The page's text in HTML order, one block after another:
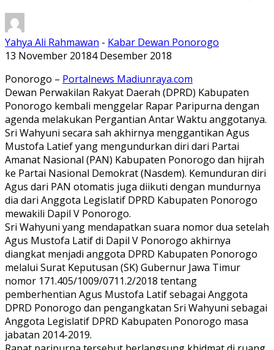
Yahya Ali Rahmawan - Kabar Dewan Ponorogo
13 November 20184 Desember 2018
Ponorogo – Portalnews Madiunraya.com
Dewan Perwakilan Rakyat Daerah (DPRD) Kabupaten
Ponorogo kembali menggelar Rapar Paripurna dengan
agenda melakukan Pergantian Antar Waktu anggotanya.
Sri Wahyuni secara sah akhirnya menggantikan Agus
Mustofa Latief yang mengundurkan diri dari Partai
Amanat Nasional (PAN) Kabupaten Ponorogo dan hijrah
ke Partai Nasional Demokrat (Nasdem). Kemunduran diri
Agus dari PAN otomatis juga diikuti dengan mundurnya
dia dari Anggota Legislatif DPRD Kabupaten Ponorogo
mewakili Dapil V Ponorogo.
Sri Wahyuni yang mendapatkan suara nomor dua setelah
Agus Mustofa Latif di Dapil V Ponorogo akhirnya
diangkat menjadi anggota DPRD Kabupaten Ponorogo
melalui Surat Keputusan (SK) Gubernur Jawa Timur
nomor 171.405/1009/0711.2/2018 tentang
pemberhentian Agus Mustofa Latif sebagai Anggota
DPRD Ponorogo dan pengangkatan Sri Wahyuni sebagai
Anggota Legislatif DPRD Kabupaten Ponorogo masa
jabatan 2014-2019.